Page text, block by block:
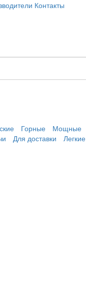
Контакты
Горные Мощные
Для доставки Легкие